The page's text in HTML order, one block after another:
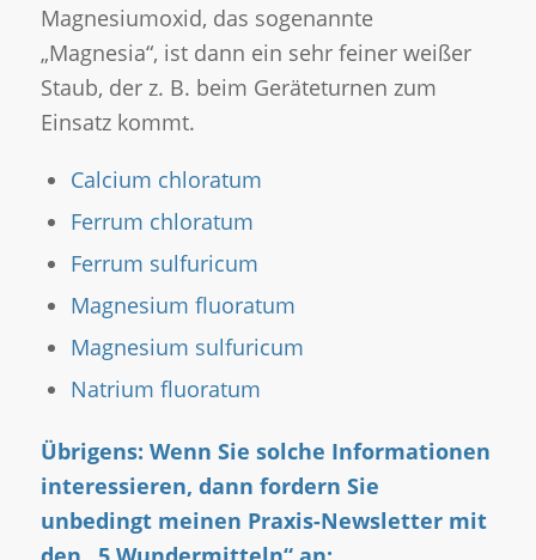
Magnesiumoxid, das sogenannte
„Magnesia“, ist dann ein sehr feiner weißer
Staub, der z. B. beim Geräteturnen zum
Einsatz kommt.
Calcium chloratum
Ferrum chloratum
Ferrum sulfuricum
Magnesium fluoratum
Magnesium sulfuricum
Natrium fluoratum
Übrigens: Wenn Sie solche Informationen
interessieren, dann fordern Sie
unbedingt meinen Praxis-Newsletter mit